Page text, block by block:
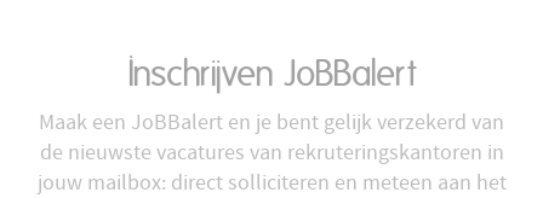
Inschrijven JoBBalert
Maak een JoBBalert en je bent gelijk verzekerd van
de nieuwste vacatures van rekruteringskantoren in
jouw mailbox: direct solliciteren en meteen aan het